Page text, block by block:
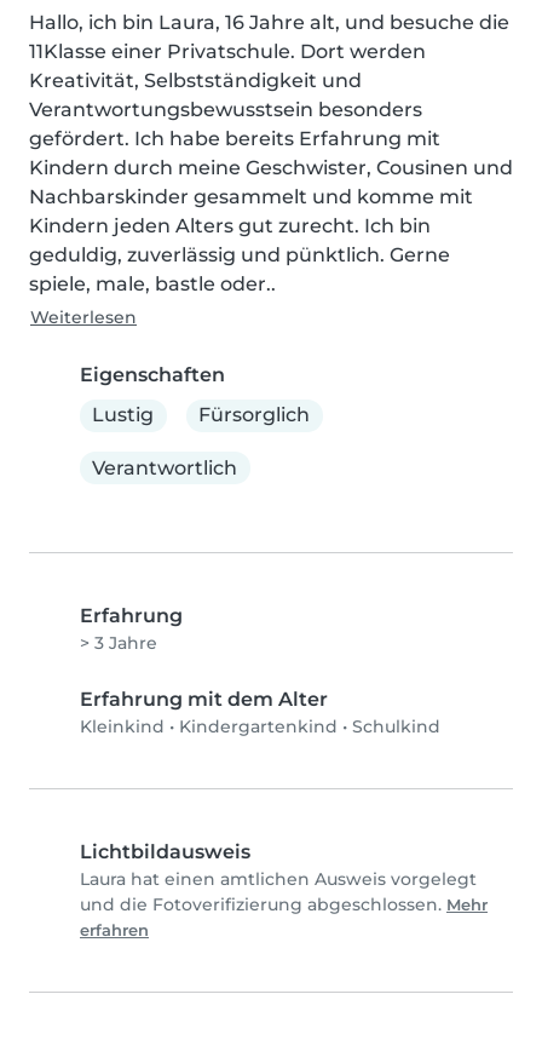
Hallo, ich bin Laura, 16 Jahre alt, und besuche die
11Klasse einer Privatschule. Dort werden
Kreativität, Selbstständigkeit und
Verantwortungsbewusstsein besonders
gefördert. Ich habe bereits Erfahrung mit
Kindern durch meine Geschwister, Cousinen und
Nachbarskinder gesammelt und komme mit
Kindern jeden Alters gut zurecht. Ich bin
geduldig, zuverlässig und pünktlich. Gerne
spiele, male, bastle oder..
Weiterlesen
Eigenschaften
Lustig
Fürsorglich
Verantwortlich
Erfahrung
> 3 Jahre
Erfahrung mit dem Alter
Kleinkind • Kindergartenkind • Schulkind
Lichtbildausweis
Laura hat einen amtlichen Ausweis vorgelegt
und die Fotoverifizierung abgeschlossen. Mehr
erfahren